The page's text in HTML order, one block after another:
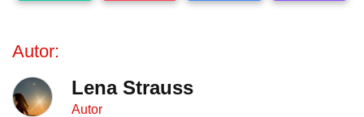
Autor:
Lena Strauss
Autor